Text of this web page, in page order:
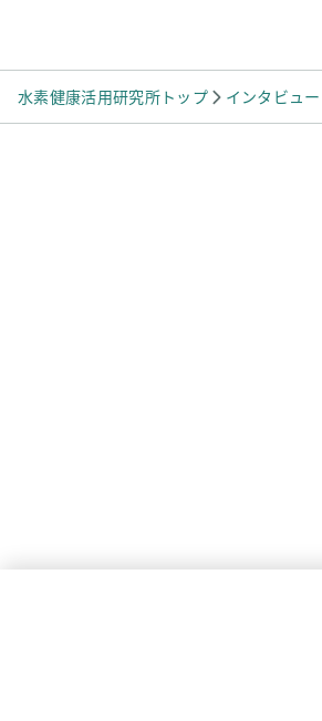
水素健康活用研究所トップ インタビュー